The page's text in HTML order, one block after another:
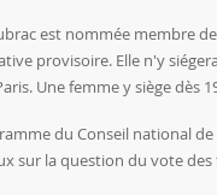
est nommée membre
provisoire. Elle n'y
Une femme y siège dès
du Conseil national de
sur la question du vote des